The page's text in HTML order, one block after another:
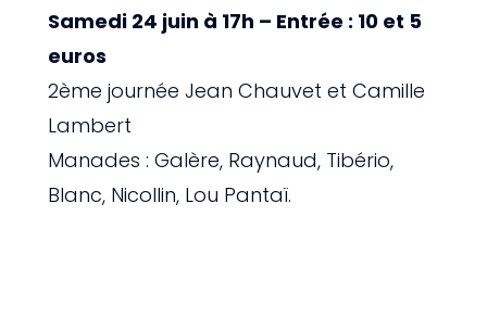
Samedi 24 juin à 17h – Entrée : 10 et 5
euros
2ème journée Jean Chauvet et Camille
Lambert
Manades : Galère, Raynaud, Tibério,
Blanc, Nicollin, Lou Pantaï.